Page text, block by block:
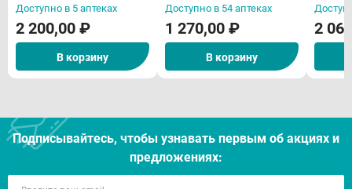
Доступно в 5 аптеках
2 200,00 ₽
В корзину
Доступно в 54 аптеках
1 270,00 ₽
В корзину
2
Подписывайтесь, чтобы узнавать первым об акцияx и
предложениях: